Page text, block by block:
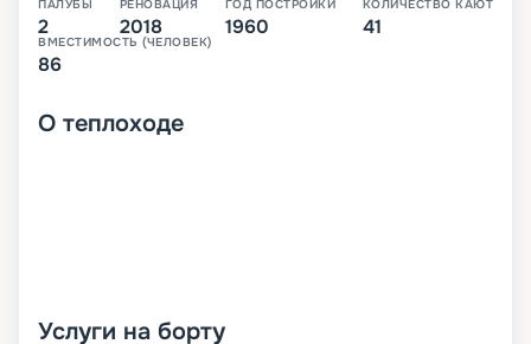
ПАЛУБЫ
2
РЕНОВАЦИЯ
2018
ГОД ПОСТРОЙКИ
1960
КОЛИЧЕСТВО КАЮТ
41
ВМЕСТИМОСТЬ (ЧЕЛОВЕК)
86
О теплоходе
Услуги на борту